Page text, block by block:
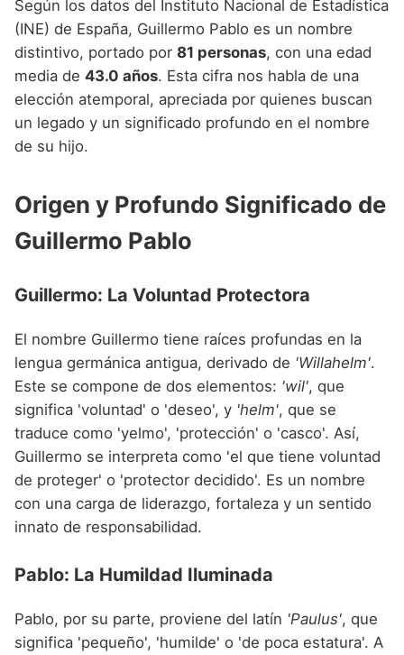
Nombres de niño que empiezan por P
Nombres de niño que empiezan por Q
Nombres de niño que empiezan por R
Nombres de niño que empiezan por S
Nombres de niño que empiezan por V
Nombres de niño que empiezan por W
Nombres de niño que empiezan por X
Nombres de niño que empiezan por Z
Nombres de Niño Valencianos
Nombres de Niño Vascos
Nombres de Niño Rusos
Según los datos del Instituto Nacional de Estadística
(INE) de España, Guillermo Pablo es un nombre
distintivo, portado por 81 personas, con una edad
media de 43.0 años. Esta cifra nos habla de una
elección atemporal, apreciada por quienes buscan
un legado y un significado profundo en el nombre
de su hijo.
Origen y Profundo Significado de
Guillermo Pablo
Guillermo: La Voluntad Protectora
El nombre Guillermo tiene raíces profundas en la
lengua germánica antigua, derivado de 'Willahelm'.
Este se compone de dos elementos: 'wil', que
significa 'voluntad' o 'deseo', y 'helm', que se
traduce como 'yelmo', 'protección' o 'casco'. Así,
Guillermo se interpreta como 'el que tiene voluntad
de proteger' o 'protector decidido'. Es un nombre
con una carga de liderazgo, fortaleza y un sentido
innato de responsabilidad.
Pablo: La Humildad Iluminada
Pablo, por su parte, proviene del latín 'Paulus', que
significa 'pequeño', 'humilde' o 'de poca estatura'. A